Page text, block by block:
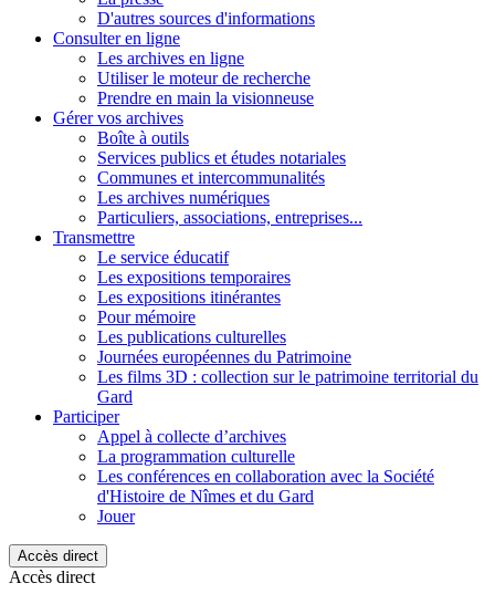
D'autres sources d'informations
Consulter en ligne
Les archives en ligne
Utiliser le moteur de recherche
Prendre en main la visionneuse
Gérer vos archives
Boîte à outils
Services publics et études notariales
Communes et intercommunalités
Les archives numériques
Particuliers, associations, entreprises...
Transmettre
Le service éducatif
Les expositions temporaires
Les expositions itinérantes
Pour mémoire
Les publications culturelles
Journées européennes du Patrimoine
Les films 3D : collection sur le patrimoine territorial du
Gard
Participer
Appel à collecte d’archives
La programmation culturelle
Les conférences en collaboration avec la Société
d'Histoire de Nîmes et du Gard
Jouer
Accès direct
Accès direct